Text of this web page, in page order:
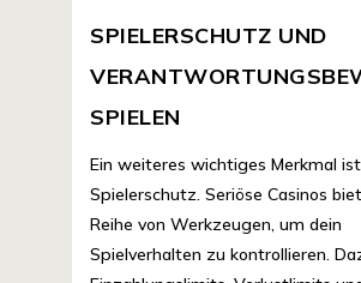
SPIELERSCHUTZ UND
SPIELEN
Ein weiteres wichtiges Merkmal
Spielerschutz. Seriöse Casinos
Reihe von Werkzeugen, um dein
Spielverhalten zu kontrollieren.